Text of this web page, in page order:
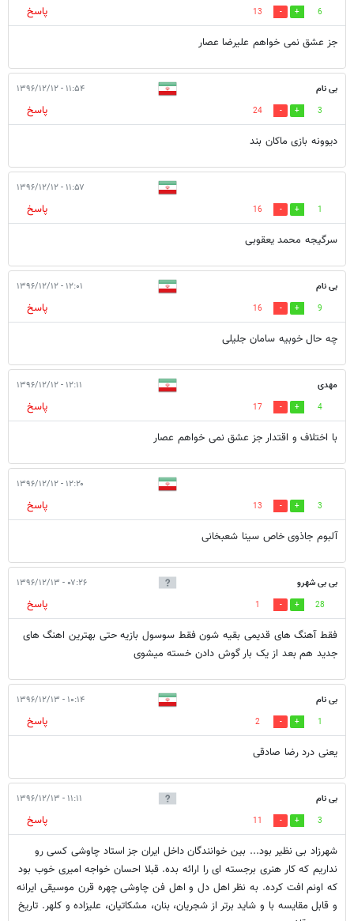
6
13
پاسخ
جز عشق نمی خواهم علیرضا عصار
بی نام ۱۱:۵۴ - ۱۳۹۶/۱۲/۱۲
3
24
پاسخ
دیوونه بازی ماکان بند
۱۱:۵۷ - ۱۳۹۶/۱۲/۱۲
1
16
پاسخ
سرگیجه محمد یعقوبی
بی نام ۱۲:۰۱ - ۱۳۹۶/۱۲/۱۲
9
16
پاسخ
چه حال خوبیه سامان جلیلی
مهدی ۱۲:۱۱ - ۱۳۹۶/۱۲/۱۲
4
17
پاسخ
با اختلاف و اقتدار جز عشق نمی خواهم عصار
۱۲:۲۰ - ۱۳۹۶/۱۲/۱۲
3
13
پاسخ
آلبوم جاذوی خاص سینا شعبخانی
بی بی شهرو ۰۷:۲۶ - ۱۳۹۶/۱۲/۱۳
28
1
پاسخ
فقط آهنگ های قدیمی بقیه شون فقط سوسول بازیه حتی بهترین اهنگ های
جدید هم بعد از یک بار گوش دادن خسته میشوی
بی نام ۱۰:۱۴ - ۱۳۹۶/۱۲/۱۳
1
2
پاسخ
یعنی درد رضا صادقی
بی نام ۱۱:۱۱ - ۱۳۹۶/۱۲/۱۳
3
11
پاسخ
شهرزاد بی نظیر بود... بین خوانندگان داخل ایران جز استاد چاوشی کسی رو
نداریم که کار هنری برجسته ای را ارائه بده. قبلا احسان خواجه امیری خوب بود
که اونم افت کرده. به نظر اهل دل و اهل فن چاوشی چهره قرن موسیقی ایرانه
و قابل مقایسه با و شاید برتر از شجریان، بنان، مشکاتیان، علیزاده و کلهر. تاریخ